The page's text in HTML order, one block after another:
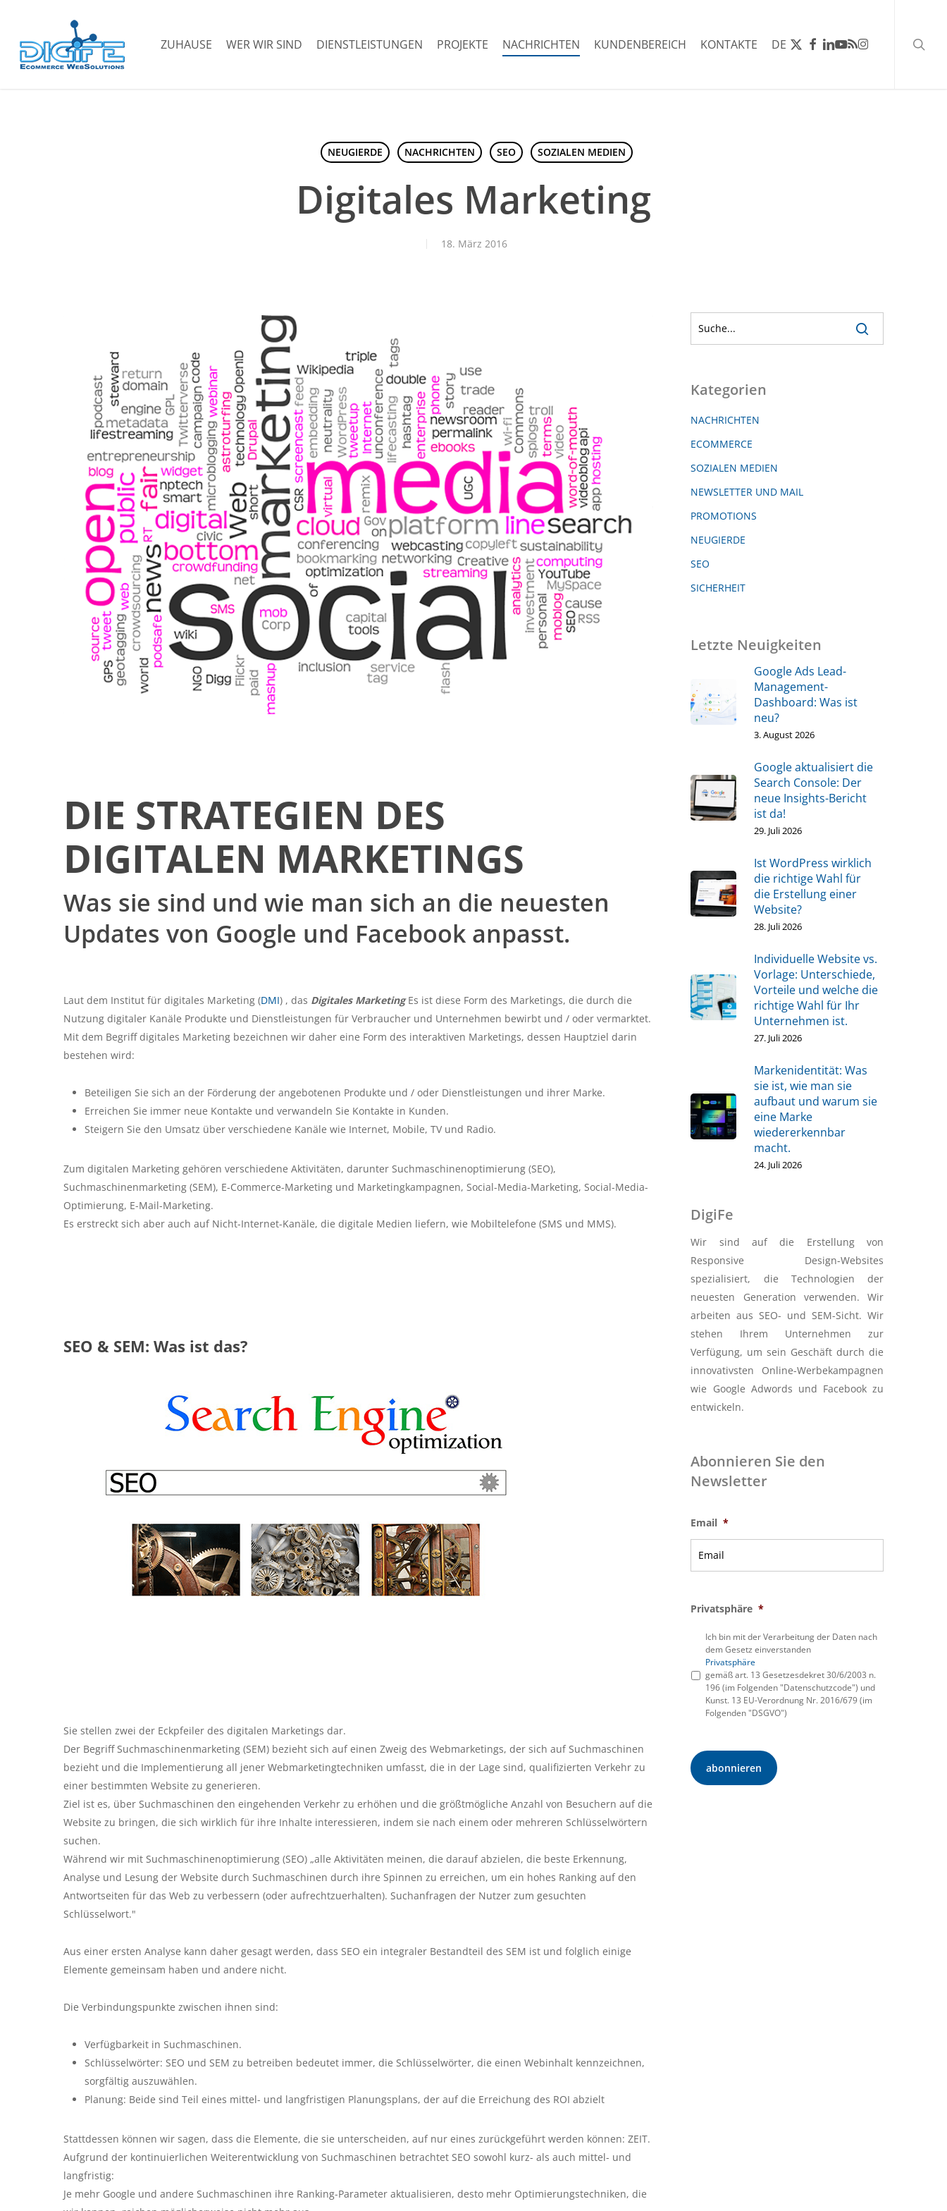
springen
ZUHAUSE WER WIR SIND DIENSTLEISTUNGEN PROJEKTE NACHRICHTEN KUNDENBEREICH KONTAKTE DE X-
TWITTER
FACEBOOK
LINKEDIN
YOUTUBE
RSSINSTAGRAM
NEUGIERDE NACHRICHTEN SEO SOZIALEN MEDIEN
Digitales Marketing
18. März 2016
DIE STRATEGIEN DES
DIGITALEN MARKETINGS
Was sie sind und wie man sich an die neuesten
Updates von Google und Facebook anpasst.
Laut dem Institut für digitales Marketing (DMI) , das Digitales MarketingEs ist diese Form des Marketings, die durch die
Nutzung digitaler Kanäle Produkte und Dienstleistungen für Verbraucher und Unternehmen bewirbt und / oder vermarktet.
Mit dem Begriff digitales Marketing bezeichnen wir daher eine Form des interaktiven Marketings, dessen Hauptziel darin
bestehen wird:
Beteiligen Sie sich an der Förderung der angebotenen Produkte und / oder Dienstleistungen und ihrer Marke.
Erreichen Sie immer neue Kontakte und verwandeln Sie Kontakte in Kunden.
Steigern Sie den Umsatz über verschiedene Kanäle wie Internet, Mobile, TV und Radio.
Zum digitalen Marketing gehören verschiedene Aktivitäten, darunter Suchmaschinenoptimierung (SEO),
Suchmaschinenmarketing (SEM), E-Commerce-Marketing und Marketingkampagnen, Social-Media-Marketing, Social-Media-
Optimierung, E-Mail-Marketing.
Es erstreckt sich aber auch auf Nicht-Internet-Kanäle, die digitale Medien liefern, wie Mobiltelefone (SMS und MMS).
SEO & SEM: Was ist das?
Sie stellen zwei der Eckpfeiler des digitalen Marketings dar.
Der Begriff Suchmaschinenmarketing (SEM) bezieht sich auf einen Zweig des Webmarketings, der sich auf Suchmaschinen
bezieht und die Implementierung all jener Webmarketingtechniken umfasst, die in der Lage sind, qualifizierten Verkehr zu
einer bestimmten Website zu generieren.
Ziel ist es, über Suchmaschinen den eingehenden Verkehr zu erhöhen und die größtmögliche Anzahl von Besuchern auf die
Website zu bringen, die sich wirklich für ihre Inhalte interessieren, indem sie nach einem oder mehreren Schlüsselwörtern
suchen.
Während wir mit Suchmaschinenoptimierung (SEO) „alle Aktivitäten meinen, die darauf abzielen, die beste Erkennung,
Analyse und Lesung der Website durch Suchmaschinen durch ihre Spinnen zu erreichen, um ein hohes Ranking auf den
Antwortseiten für das Web zu verbessern (oder aufrechtzuerhalten). Suchanfragen der Nutzer zum gesuchten
Schlüsselwort."
Aus einer ersten Analyse kann daher gesagt werden, dass SEO ein integraler Bestandteil des SEM ist und folglich einige
Elemente gemeinsam haben und andere nicht.
Die Verbindungspunkte zwischen ihnen sind:
Verfügbarkeit in Suchmaschinen.
Schlüsselwörter: SEO und SEM zu betreiben bedeutet immer, die Schlüsselwörter, die einen Webinhalt kennzeichnen,
sorgfältig auszuwählen.
Planung: Beide sind Teil eines mittel- und langfristigen Planungsplans, der auf die Erreichung des ROI abzielt
Stattdessen können wir sagen, dass die Elemente, die sie unterscheiden, auf nur eines zurückgeführt werden können: ZEIT.
Aufgrund der kontinuierlichen Weiterentwicklung von Suchmaschinen betrachtet SEO sowohl kurz- als auch mittel- und
langfristig:
Je mehr Google und andere Suchmaschinen ihre Ranking-Parameter aktualisieren, desto mehr Optimierungstechniken, die
Kategorien
NACHRICHTEN
ECOMMERCE
SOZIALEN MEDIEN
NEWSLETTER UND MAIL
PROMOTIONS
NEUGIERDE
SEO
SICHERHEIT
Letzte Neuigkeiten
Google Ads Lead-
Management-
Dashboard: Was ist
neu?
3. August 2026
Google aktualisiert die
Search Console: Der
neue Insights-Bericht
ist da!
29. Juli 2026
Ist WordPress wirklich
die richtige Wahl für
die Erstellung einer
Website?
28. Juli 2026
Individuelle Website vs.
Vorlage: Unterschiede,
Vorteile und welche die
richtige Wahl für Ihr
Unternehmen ist.
27. Juli 2026
Markenidentität: Was
sie ist, wie man sie
aufbaut und warum sie
eine Marke
wiedererkennbar
macht.
24. Juli 2026
DigiFe
Wir sind auf die Erstellung von
Responsive Design-Websites
spezialisiert, die Technologien der
neuesten Generation verwenden. Wir
arbeiten aus SEO- und SEM-Sicht. Wir
stehen Ihrem Unternehmen zur
Verfügung, um sein Geschäft durch die
innovativsten Online-Werbekampagnen
wie Google Adwords und Facebook zu
entwickeln.
Abonnieren Sie den
Newsletter
Email *
Privatsphäre *
Ich bin mit der Verarbeitung der Daten nach
dem Gesetz einverstanden
Privatsphäre
gemäß art. 13 Gesetzesdekret 30/6/2003 n.
196 (im Folgenden "Datenschutzcode") und
Kunst. 13 EU-Verordnung Nr. 2016/679 (im
Folgenden "DSGVO")